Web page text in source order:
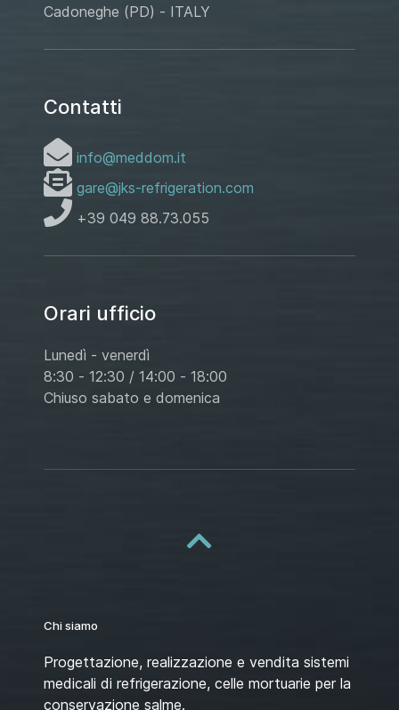
Cadoneghe (PD) - ITALY
Contatti
info@meddom.it
gare@jks-refrigeration.com
+39 049 88.73.055
Orari ufficio
Lunedì - venerdì
8:30 - 12:30 / 14:00 - 18:00
Chiuso sabato e domenica
Chi siamo
Progettazione, realizzazione e vendita sistemi
medicali di refrigerazione, celle mortuarie per la
conservazione salme.